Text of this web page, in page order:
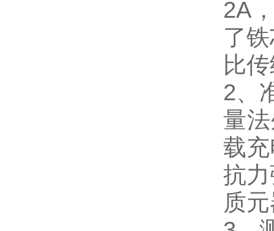
2A
了
比
2、
量
载
抗
质